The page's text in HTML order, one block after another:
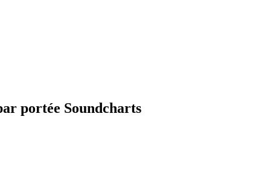
portée Soundcharts